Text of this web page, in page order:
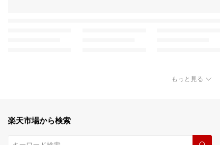
もっと見る
楽天市場から検索